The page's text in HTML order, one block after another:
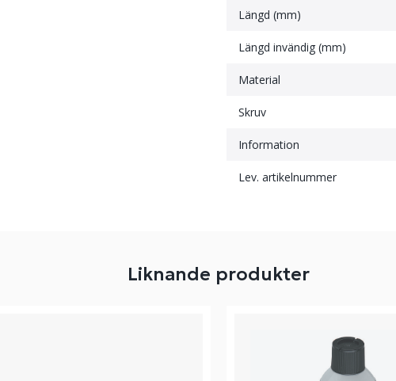
Längd (mm)
Längd invändig (mm)
Material
Skruv
Information
Lev. artikelnummer
Liknande produkter